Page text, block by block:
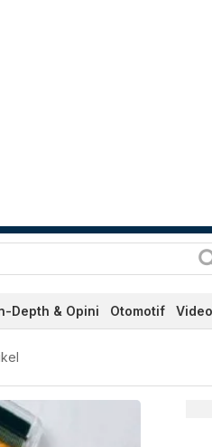
Depth & Opini Otomotif Video
Terkini